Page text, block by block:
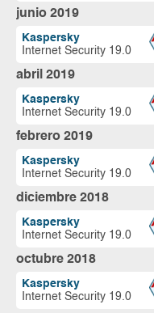
junio 2019
Kaspersky
Internet Security 19.0
abril 2019
Kaspersky
Internet Security 19.0
febrero 2019
Kaspersky
Internet Security 19.0
diciembre 2018
Kaspersky
Internet Security 19.0
octubre 2018
Kaspersky
Internet Security 19.0